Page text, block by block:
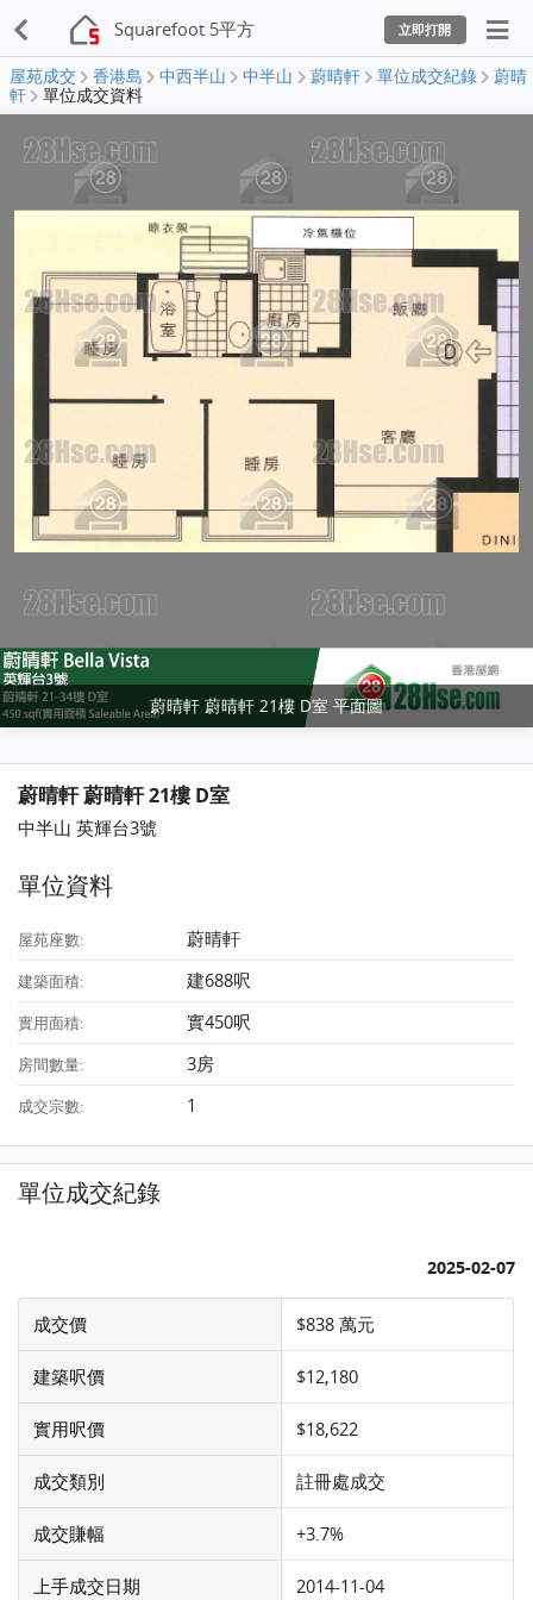
Squarefoot 5平方 立即打開
屋苑成交 香港島 中西半山 中半山 蔚晴軒 單位成交紀錄
蔚晴
軒
單位成交資料
蔚晴軒 蔚晴軒 21樓 D室 平面圖
蔚晴軒 蔚晴軒 21樓 D室
中半山 英輝台3號
單位資料
屋苑座數: 蔚晴軒
建築面積: 建688呎
實用面積: 實450呎
房間數量: 3房
成交宗數: 1
單位成交紀錄
2025-02-07
成交價 $838 萬元
建築呎價 $12,180
實用呎價 $18,622
成交類別 註冊處成交
成交賺幅 +3.7%
上手成交日期 2014-11-04